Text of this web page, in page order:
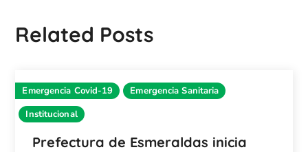
Related Posts
Emergencia Covid-19
Emergencia Sanitaria
Institucional
Prefectura de Esmeraldas inicia